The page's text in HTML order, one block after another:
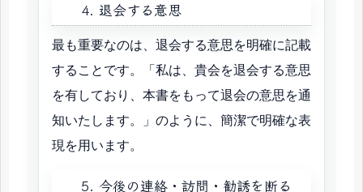
4. 退会する意思
最も重要なのは、退会する意思を明確に記載
することです。「私は、貴会を退会する意思
を有しており、本書をもって退会の意思を通
知いたします。」のように、簡潔で明確な表
現を用います。
5. 今後の連絡・訪問・勧誘を断る